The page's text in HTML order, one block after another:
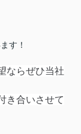
す！
ならぜひ当社
き合いさせて